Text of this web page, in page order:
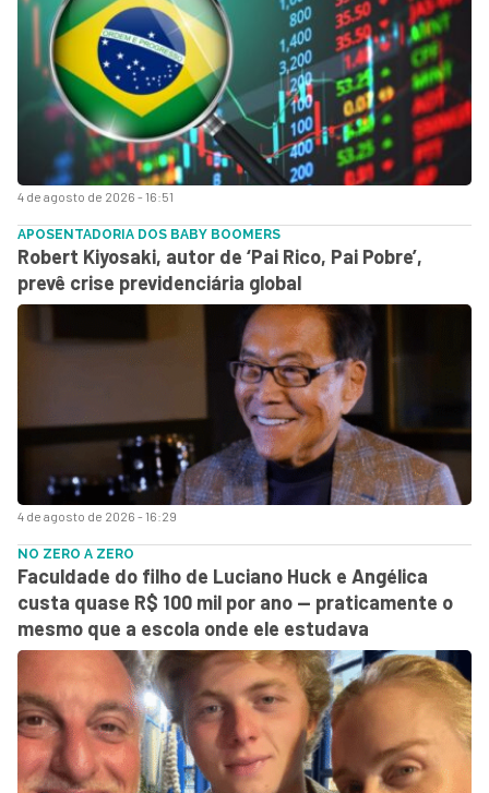
4 de agosto de 2026 - 16:51
4 de agosto de 2026 - 16:29
APOSENTADORIA DOS BABY BOOMERS
Robert Kiyosaki, autor de ‘Pai Rico, Pai Pobre’,
prevê crise previdenciária global
NO ZERO A ZERO
Faculdade do filho de Luciano Huck e Angélica
custa quase R$ 100 mil por ano — praticamente o
mesmo que a escola onde ele estudava